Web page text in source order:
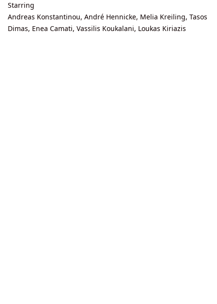
Starring
Andreas Konstantinou, André Hennicke, Melia Kreiling, Tasos
Dimas, Enea Camati, Vassilis Koukalani, Loukas Kiriazis